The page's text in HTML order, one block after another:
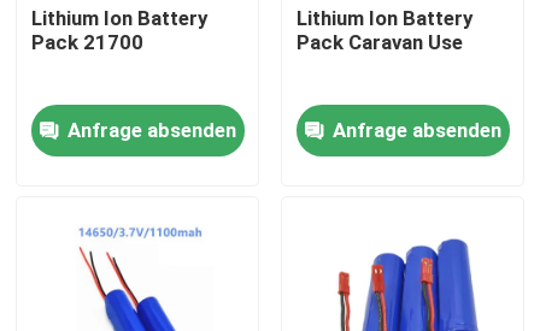
Qualitätskontrolle
Lithium Ion Battery Cells
Lithium-Eisenphosphat-Batteriezelle
Lithium Ion Battery
Pack 21700
Anfrage absenden
Lithium Ion Battery
Pack Caravan Use
Anfrage absenden